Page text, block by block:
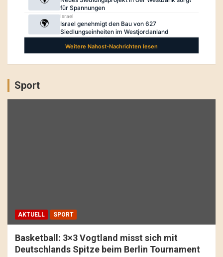
Sport
AKTUELL SPORT
Basketball: 3×3 Vogtland misst sich mit
Deutschlands Spitze beim Berlin Tournament